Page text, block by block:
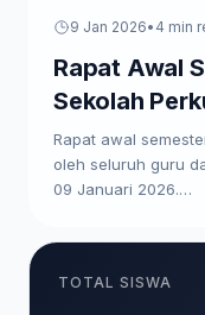
9 Jan 2026• 4 min
Rapat Awal
Sekolah
Paparkan
Rapat awal
oleh seluruh guru
09 Januari 2026.…
TOTAL SISWA